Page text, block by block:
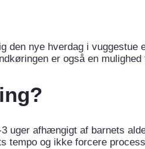
den nye hverdag i
er også en
uger afhængigt af barnets
tempo og ikke forcere